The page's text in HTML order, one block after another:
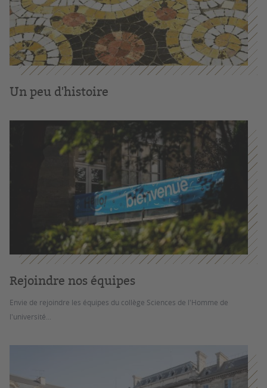
Un peu d'histoire
Rejoindre nos équipes
Envie de rejoindre les équipes du collège Sciences de l'Homme de
l'université...